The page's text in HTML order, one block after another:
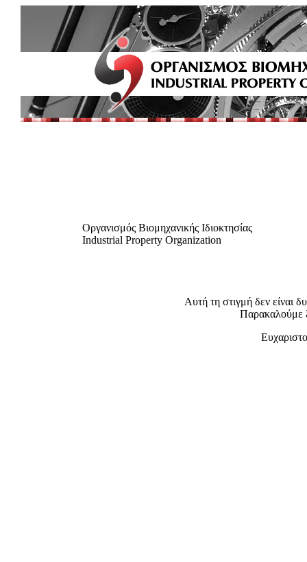
Οργανισμός Βιομηχανικής Ιδιοκτησίας
Industrial Property Organization
Αυτή τη στιγμή δεν είναι
Παρακαλούμε